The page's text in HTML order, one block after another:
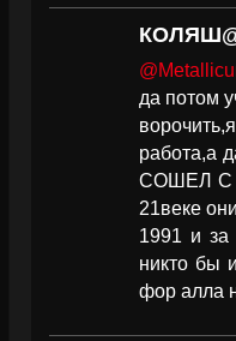
да потом
работа,а
СОШЕЛ С
21веке
1991 и за
никто бы
фор алла